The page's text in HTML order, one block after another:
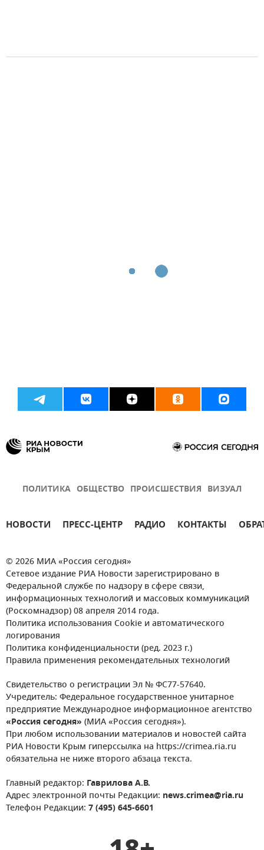
ПОЛИТИКА ОБЩЕСТВО ПРОИСШЕСТВИЯ ВИЗУАЛ
НОВОСТИ ПРЕСС-ЦЕНТР РАДИО КОНТАКТЫ
© 2026 МИА «Россия сегодня»
Сетевое издание РИА Новости зарегистрировано в
Федеральной службе по надзору в сфере связи,
информационных технологий и массовых коммуникаций
(Роскомнадзор) 08 апреля 2014 года.
Политика использования Cookie и автоматического
логирования
Политика конфиденциальности (ред. 2023 г.)
Правила применения рекомендательных технологий
Свидетельство о регистрации Эл № ФС77-57640.
Учредитель: Федеральное государственное унитарное
предприятие Международное информационное агентство
«Россия сегодня» (МИА «Россия сегодня»).
При любом использовании материалов и новостей сайта
РИА Новости Крым гиперссылка на https://crimea.ria.ru
обязательна не ниже второго абзаца текста.
Главный редактор: Гаврилова А.В.
Адрес электронной почты Редакции: news.crimea@ria.ru
Телефон Редакции: 7 (495) 645-6601